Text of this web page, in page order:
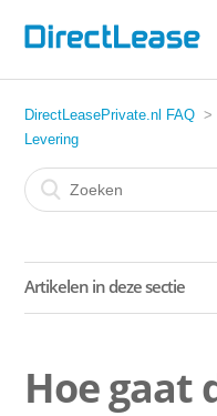
DirectLeasePrivate.nl FAQ
Levering
Artikelen in deze sectie
Hoe gaat